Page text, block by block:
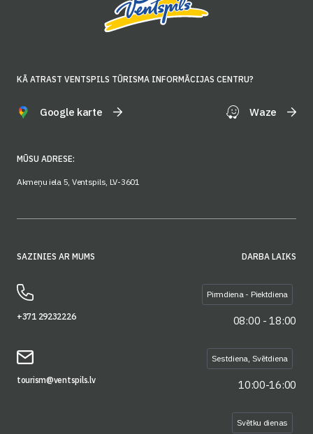
KĀ ATRAST VENTSPILS TŪRISMA INFORMĀCIJAS CENTRU?
Google karte Waze
MŪSU ADRESE:
Akmeņu iela 5, Ventspils, LV-3601
SAZINIES AR MUMS
+371 29232226
tourism@ventspils.lv
DARBA LAIKS
Pirmdiena - Piektdiena
08:00 - 18:00
Sestdiena, Svētdiena
10:00-16:00
Svētku dienas